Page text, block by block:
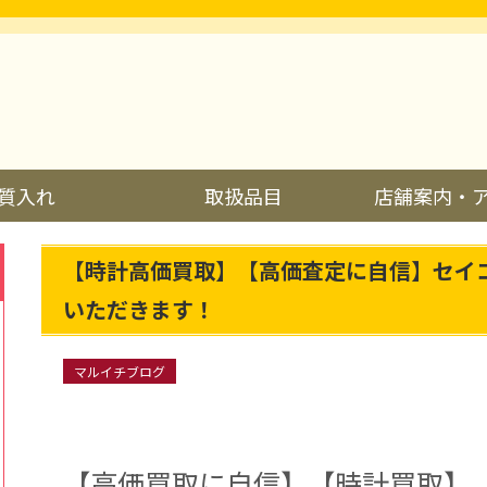
入れ 取扱品目 店舗案内・
【時計高価買取】【高価査定に自信】セ
いただきます！
マルイチブログ